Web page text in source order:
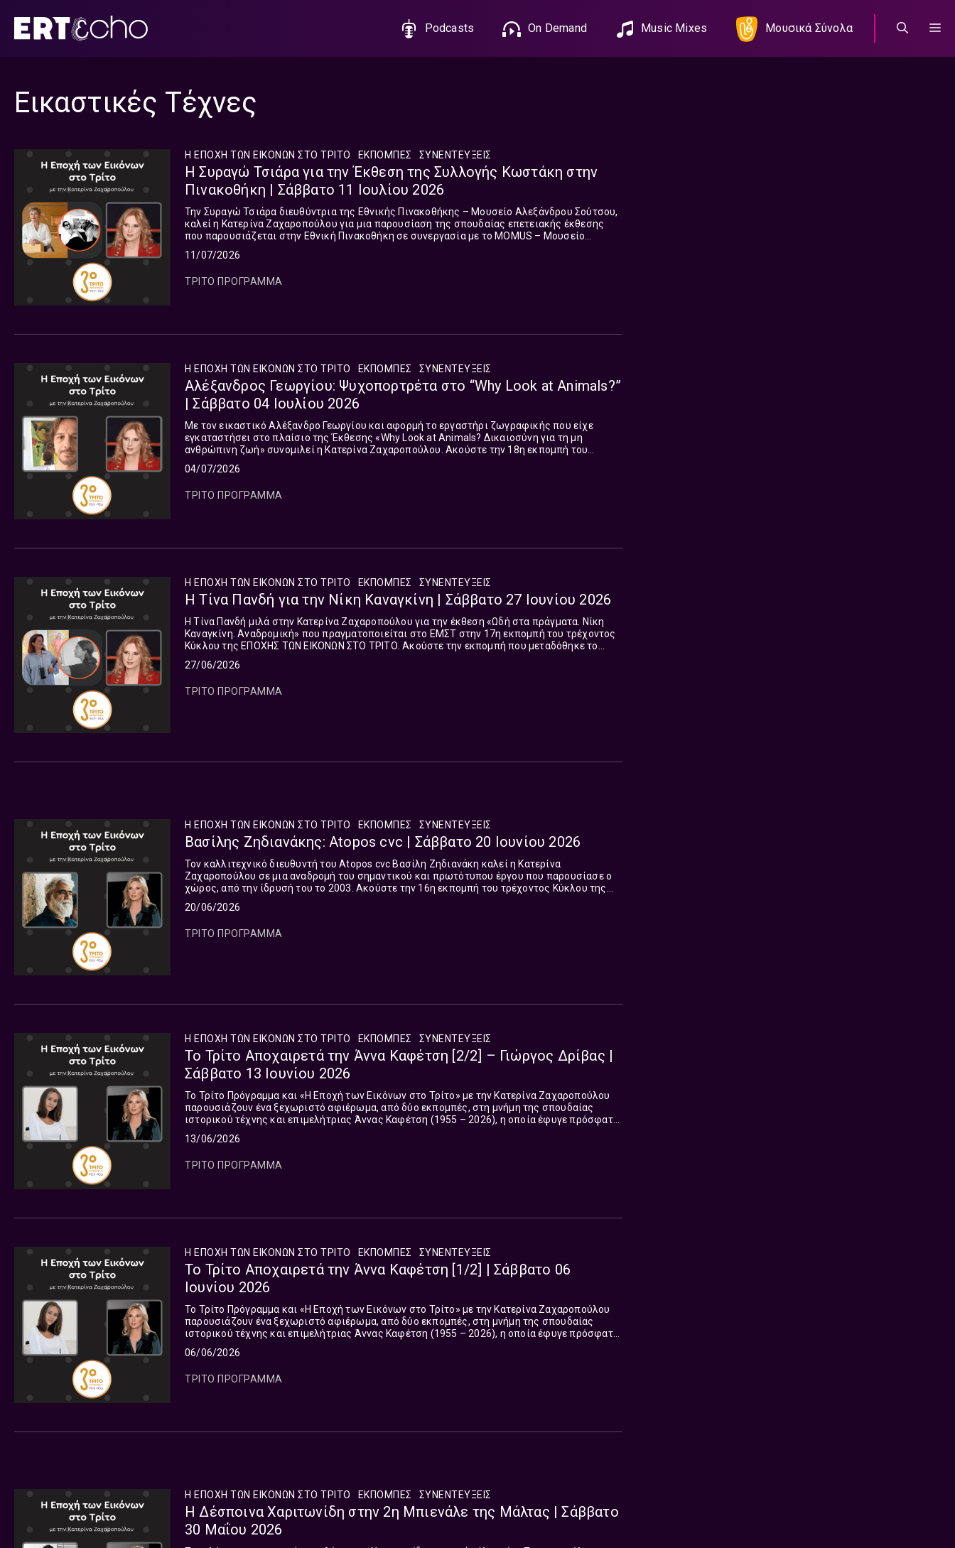
περιεχόμενο
Podcasts On Demand Music Mixes Μουσικά Σύνολα
Εικαστικές Τέχνες
Η ΕΠΟΧΗ ΤΩΝ ΕΙΚΟΝΩΝ ΣΤΟ ΤΡΙΤΟ ΕΚΠΟΜΠΈΣ ΣΥΝΕΝΤΕΎΞΕΙΣ
Η Συραγώ Τσιάρα για την Έκθεση της Συλλογής Κωστάκη στην
Πινακοθήκη | Σάββατο 11 Ιουλίου 2026
Την Συραγώ Τσιάρα διευθύντρια της Εθνικής Πινακοθήκης – Μουσείο Αλεξάνδρου Σούτσου,
καλεί η Κατερίνα Ζαχαροπούλου για μια παρουσίαση της σπουδαίας επετειακής έκθεσης
που παρουσιάζεται στην Εθνική Πινακοθήκη σε συνεργασία με το MOMUS – Μουσείο
ολοκληρώνεται ο τρέχων Κύκλος της ΕΠΟΧΗΣ ΤΩΝ ΕΙΚΟΝΩΝ ΣΤΟ ΤΡΙΤΟ. που μεταδόθηκε το
11/07/2026
ΤΡΙΤΟ ΠΡΟΓΡΑΜΜΑ
Η ΕΠΟΧΗ ΤΩΝ ΕΙΚΟΝΩΝ ΣΤΟ ΤΡΙΤΟ ΕΚΠΟΜΠΈΣ ΣΥΝΕΝΤΕΎΞΕΙΣ
Αλέξανδρος Γεωργίου: Ψυχοπορτρέτα στο “Why Look at Animals?”
| Σάββατο 04 Ιουλίου 2026
Με τον εικαστικό Αλέξανδρο Γεωργίου και αφορμή το εργαστήρι ζωγραφικής που είχε
εγκαταστήσει στο πλαίσιο της Έκθεσης «Why Look at Animals? Δικαιοσύνη για τη μη
ανθρώπινη ζωή» συνομιλεί η Κατερίνα Ζαχαροπούλου. Ακούστε την 18η εκπομπή του
Ιουλίου.
04/07/2026
ΤΡΙΤΟ ΠΡΟΓΡΑΜΜΑ
Η ΕΠΟΧΗ ΤΩΝ ΕΙΚΟΝΩΝ ΣΤΟ ΤΡΙΤΟ ΕΚΠΟΜΠΈΣ ΣΥΝΕΝΤΕΎΞΕΙΣ
Η Τίνα Πανδή για την Νίκη Καναγκίνη | Σάββατο 27 Ιουνίου 2026
Η Τίνα Πανδή μιλά στην Κατερίνα Ζαχαροπούλου για την έκθεση «Ωδή στα πράγματα. Νίκη
Καναγκίνη. Αναδρομική» που πραγματοποιείται στο ΕΜΣΤ στην 17η εκπομπή του τρέχοντος
Κύκλου της ΕΠΟΧΗΣ ΤΩΝ ΕΙΚΟΝΩΝ ΣΤΟ ΤΡΙΤΟ. Ακούστε την εκπομπή που μεταδόθηκε το
27/06/2026
ΤΡΙΤΟ ΠΡΟΓΡΑΜΜΑ
Η ΕΠΟΧΗ ΤΩΝ ΕΙΚΟΝΩΝ ΣΤΟ ΤΡΙΤΟ ΕΚΠΟΜΠΈΣ ΣΥΝΕΝΤΕΎΞΕΙΣ
Βασίλης Ζηδιανάκης: Atopos cvc | Σάββατο 20 Ιουνίου 2026
Τον καλλιτεχνικό διευθυντή του Atopos cvc Βασίλη Ζηδιανάκη καλεί η Κατερίνα
Ζαχαροπούλου σε μια αναδρομή του σημαντικού και πρωτότυπου έργου που παρουσίασε ο
χώρος, από την ίδρυσή του το 2003. Ακούστε την 16η εκπομπή του τρέχοντος Κύκλου της
20/06/2026
ΤΡΙΤΟ ΠΡΟΓΡΑΜΜΑ
Η ΕΠΟΧΗ ΤΩΝ ΕΙΚΟΝΩΝ ΣΤΟ ΤΡΙΤΟ ΕΚΠΟΜΠΈΣ ΣΥΝΕΝΤΕΎΞΕΙΣ
Το Τρίτο Αποχαιρετά την Άννα Καφέτση [2/2] – Γιώργος Δρίβας |
Σάββατο 13 Ιουνίου 2026
Το Τρίτο Πρόγραμμα και «Η Εποχή των Εικόνων στο Τρίτο» με την Κατερίνα Ζαχαροπούλου
παρουσιάζουν ένα ξεχωριστό αφιέρωμα, από δύο εκπομπές, στη μνήμη της σπουδαίας
ιστορικού τέχνης και επιμελήτριας Άννας Καφέτση (1955 – 2026), η οποία έφυγε πρόσφατα
13/06/2026
ΤΡΙΤΟ ΠΡΟΓΡΑΜΜΑ
Η ΕΠΟΧΗ ΤΩΝ ΕΙΚΟΝΩΝ ΣΤΟ ΤΡΙΤΟ ΕΚΠΟΜΠΈΣ ΣΥΝΕΝΤΕΎΞΕΙΣ
Το Τρίτο Αποχαιρετά την Άννα Καφέτση [1/2] | Σάββατο 06
Ιουνίου 2026
Το Τρίτο Πρόγραμμα και «Η Εποχή των Εικόνων στο Τρίτο» με την Κατερίνα Ζαχαροπούλου
παρουσιάζουν ένα ξεχωριστό αφιέρωμα, από δύο εκπομπές, στη μνήμη της σπουδαίας
ιστορικού τέχνης και επιμελήτριας Άννας Καφέτση (1955 – 2026), η οποία έφυγε πρόσφατα
06/06/2026
ΤΡΙΤΟ ΠΡΟΓΡΑΜΜΑ
Η ΕΠΟΧΗ ΤΩΝ ΕΙΚΟΝΩΝ ΣΤΟ ΤΡΙΤΟ ΕΚΠΟΜΠΈΣ ΣΥΝΕΝΤΕΎΞΕΙΣ
Η Δέσποινα Χαριτωνίδη στην 2η Μπιενάλε της Μάλτας | Σάββατο
30 Μαΐου 2026